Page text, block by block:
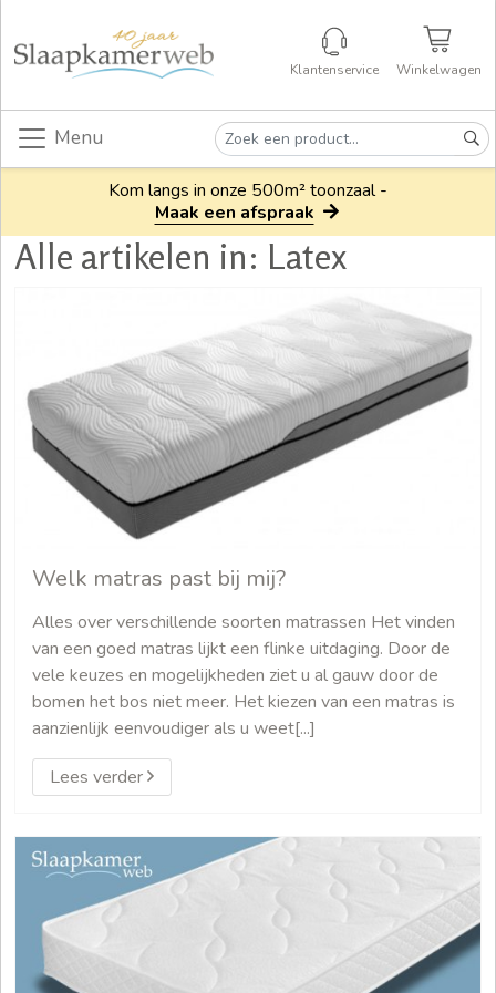
Klantenservice Winkelwagen
Menu
Kom langs in onze 500m² toonzaal -
Maak een afspraak
Alle artikelen in: Latex
Welk matras past bij mij?
Alles over verschillende soorten matrassen Het vinden
van een goed matras lijkt een flinke uitdaging. Door de
vele keuzes en mogelijkheden ziet u al gauw door de
bomen het bos niet meer. Het kiezen van een matras is
aanzienlijk eenvoudiger als u weet[...]
Lees verder